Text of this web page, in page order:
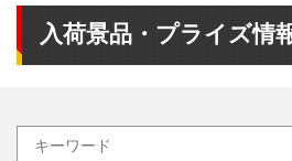
入荷景品・プライズ情